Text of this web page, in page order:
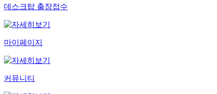
데스크탑 출장접수
마이페이지
커뮤니티